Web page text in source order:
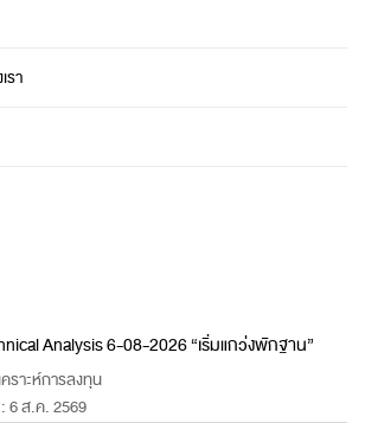
รา
Analysis 6-08-2026 “เริ่มแกว่งพักฐาน”
ราะห์การลงทุน
6 ส.ค. 2569